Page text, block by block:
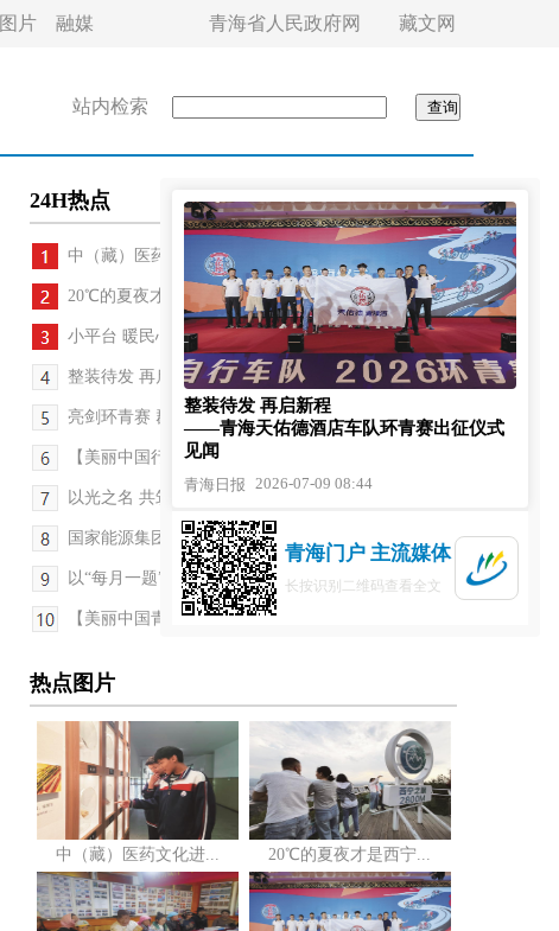
图片 融媒 青海省人民政府网 藏文网
站内检索
24H热点
中（藏）医药文化进校园 雪域学子有了健康服务日
20℃的夏夜才是西宁夏天的正确打开方式
小平台 暖民心——海南州政协推动委员工作室做实做细
整装待发 再启新程——青海天佑德酒店车队环青赛出...
亮剑环青赛 群雄竞锋芒——第二十五届环青赛赛前探营
【美丽中国行 探访三江源】看“千湖之县”玛多的夏...
以光之名 共筑温暖
国家能源集团青海公司：党建品牌领航 绿能逐梦前行
以“每月一题”绘就基层治理现代化新图景——聚焦...
【美丽中国青海行】青海大通鹞子沟：铺展一幅生态...
热点图片
中（藏）医药文化进... 20℃的夏夜才是西宁...
整装待发 再启新程
——青海天佑德酒店车队环青赛出征仪式
见闻
青海日报 2026-07-09 08:44
青海门户 主流媒体
长按识别二维码查看全文